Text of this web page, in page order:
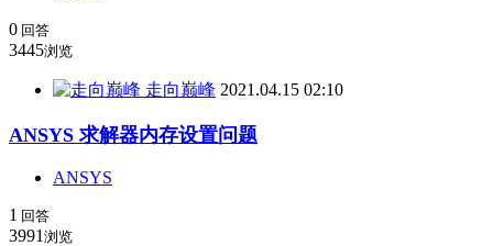
0 回答
3445浏览
走向巅峰 2021.04.15 02:10
ANSYS 求解器内存设置问题
ANSYS
1 回答
3991 浏览